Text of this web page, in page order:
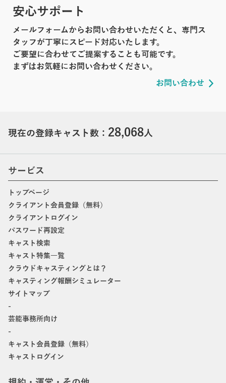
安心サポート
メールフォームからお問い合わせいただくと、専門ス
タッフが丁寧にスピード対応いたします。
ご要望に合わせてご提案することも可能です。
まずはお気軽にお問い合わせください。
お問い合わせ
現在の登録キャスト数： 28,068人
サービス
トップページ
クライアント会員登録（無料）
クライアントログイン
パスワード再設定
キャスト検索
キャスト特集一覧
クラウドキャスティングとは？
キャスティング報酬シミュレーター
サイトマップ
-
芸能事務所向け
-
キャスト会員登録（無料）
キャストログイン